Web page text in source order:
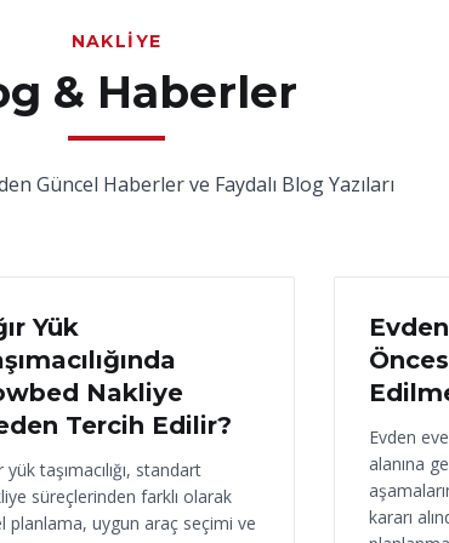
NAKLIYE
& Haberler
Güncel Haberler ve Faydalı Blog Yazıları
2026
Yük
Nakliye
Tercih Edilir?
yük taşımacılığı, standart
süreçlerinden farklı olarak
planlama, uygun araç seçimi ve
16
Evden
alanına
kararı